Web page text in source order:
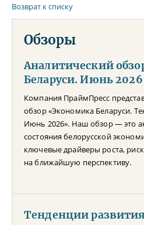
Возврат к списку
Обзоры
Аналитический
Беларуси. Июнь 2026
Компания ПраймПресс
обзор «Экономика Беларуси.
Июнь 2026». Наш обзор — это
состояния белорусской
ключевые драйверы роста,
на ближайшую перспективу.
Тенденции